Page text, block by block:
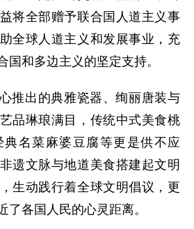
将全部赠予联合国人道主义事
全球人道主义和发展事业，充
国和多边主义的坚定支持。
推出的典雅瓷器、绚丽唐装与
品琳琅满目，传统中式美食桃
名菜麻婆豆腐等更是供不应
遗文脉与地道美食搭建起文明
生动践行着全球文明倡议，更
了各国人民的心灵距离。